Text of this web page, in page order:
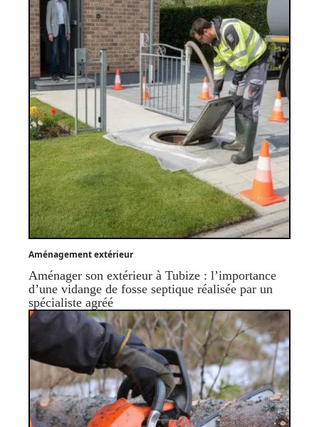
Aménagement extérieur
Aménager son extérieur à Tubize : l’importance
d’une vidange de fosse septique réalisée par un
spécialiste agréé